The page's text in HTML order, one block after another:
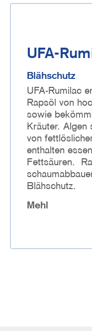
UFA-
Blähschutz
UFA-Rumilac
Rapsöl von
sowie
Kräuter. Algen
von
enthalten
Fettsäuren.
Blähschutz.
Mehl